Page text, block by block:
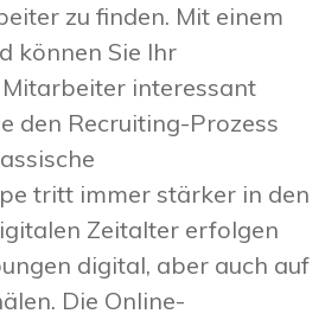
zu finden. Mit einem
können Sie Ihr
interessant
den Recruiting-Prozess
tritt immer stärker in den
Zeitalter erfolgen
digital, aber auch auf
Die Online-